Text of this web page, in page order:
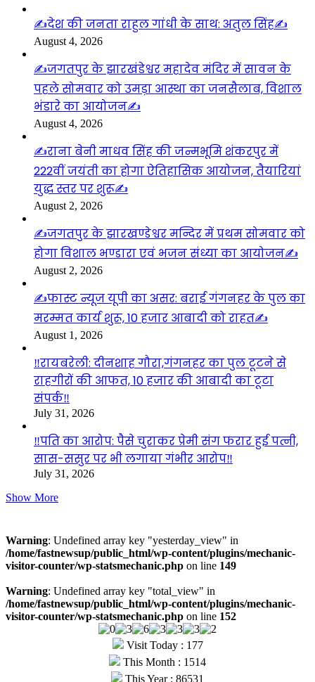
✍️देश की जनता राहुल गांधी के साथ: अतुल सिंह✍️
August 4, 2026
✍️जगतपुर के झारखंडेश्वर महादेव मंदिर में सावन के
पहले सोमवार को उमड़ा आस्था का जनसैलाब, विशाल
भंडारे का आयोजन✍️
August 4, 2026
✍️राना बेनी माधव सिंह की जन्मभूमि शंकरपुर में
222वीं जयंती का होगा ऐतिहासिक आयोजन, तैयारियां
युद्ध स्तर पर शुरू✍️
August 2, 2026
✍️जगतपुर के झारखण्डेश्वर मन्दिर में प्रथम सोमवार को
होगा विशाल भण्डारा एवं भजन संध्या का आयोजन✍️
August 2, 2026
✍️फास्ट न्यूज यूपी का असर: बराई गंगनहर के पुल का
मरम्मत कार्य शुरू, 10 हजार आबादी को राहत✍️
August 1, 2026
‼️रायबरेली: दीनशाह गौरा,गंगनहर का पुल टूटने से
राहगीरों की आफत, 10 हजार की आबादी का टूटा
संपर्क‼️
July 31, 2026
‼️पति का आरोप: पैसे चुराकर प्रेमी संग फरार हुई पत्नी,
सास-ससुर पर भी लगाया गंभीर आरोप‼️
July 31, 2026
Show More
Warning: Undefined array key "yesterday_view" in
/home/fastnewsup/public_html/wp-content/plugins/mechanic-
visitor-counter/wp-statsmechanic.php on line 149
Warning: Undefined array key "total_view" in
/home/fastnewsup/public_html/wp-content/plugins/mechanic-
visitor-counter/wp-statsmechanic.php on line 152
Visit Today : 177
This Month : 1514
This Year : 86531